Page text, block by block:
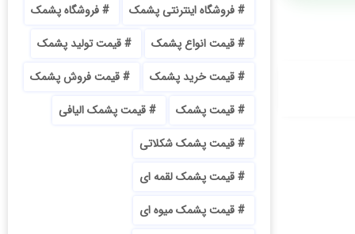
فروشگاه اینترنتی پشمک
فروشگاه پشمک
قیمت انواع پشمک
قیمت تولید پشمک
قیمت خرید پشمک
قیمت فروش پشمک
قیمت پشمک
قیمت پشمک الیافی
قیمت پشمک شکلاتی
قیمت پشمک لقمه ای
قیمت پشمک میوه ای